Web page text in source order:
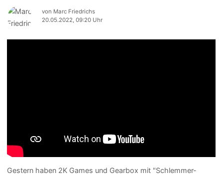
von Marc Friedrichs
20.05.2022, 09:20 Uhr
Gestern haben 2K Games und Gearbox mit "Schlemmer-